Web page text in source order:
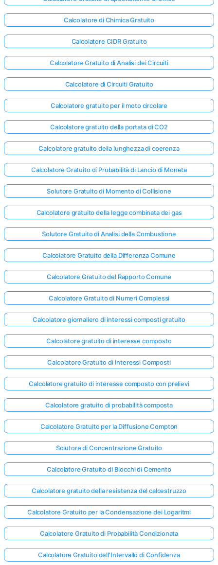
Calcolatore di Chimica Gratuito
Calcolatore CIDR Gratuito
Calcolatore Gratuito di Analisi dei Circuiti
Calcolatore di Circuiti Gratuito
Calcolatore gratuito per il moto circolare
Calcolatore gratuito della portata di CO2
Calcolatore gratuito della lunghezza di coerenza
Calcolatore Gratuito di Probabilità di Lancio di Moneta
Solutore Gratuito di Momento di Collisione
Calcolatore gratuito della legge combinata dei gas
Solutore Gratuito di Analisi della Combustione
Calcolatore Gratuito della Differenza Comune
Calcolatore Gratuito del Rapporto Comune
Calcolatore Gratuito di Numeri Complessi
Calcolatore giornaliero di interessi composti gratuito
Calcolatore gratuito di interesse composto
Calcolatore Gratuito di Interessi Composti
Calcolatore gratuito di interesse composto con prelievi
Calcolatore gratuito di probabilità composta
Calcolatore Gratuito per la Diffusione Compton
Solutore di Concentrazione Gratuito
Calcolatore Gratuito di Blocchi di Cemento
Calcolatore gratuito della resistenza del calcestruzzo
Calcolatore Gratuito per la Condensazione dei Logaritmi
Calcolatore Gratuito di Probabilità Condizionata
Calcolatore Gratuito dell'Intervallo di Confidenza